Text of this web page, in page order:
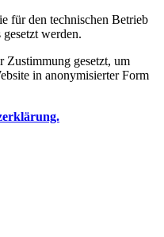
für den technischen Betrieb
werden.
Zustimmung gesetzt, um
in anonymisierter Form